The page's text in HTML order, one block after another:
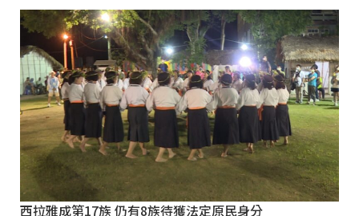
西拉雅成第17族 仍有8族待獲法定原民身分